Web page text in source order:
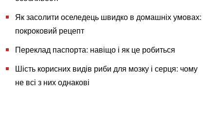
Як засолити оселедець швидко в домашніх умовах:
покроковий рецепт
Переклад паспорта: навіщо і як це робиться
Шість корисних видів риби для мозку і серця: чому
не всі з них однакові